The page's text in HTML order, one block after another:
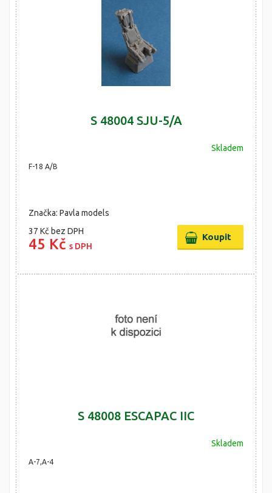
S 48004 SJU-5/A
Skladem
F-18 A/B
Značka: Pavla models
37 Kč bez DPH
45 Kč s DPH
S 48008 ESCAPAC IIC
Skladem
A-7,A-4